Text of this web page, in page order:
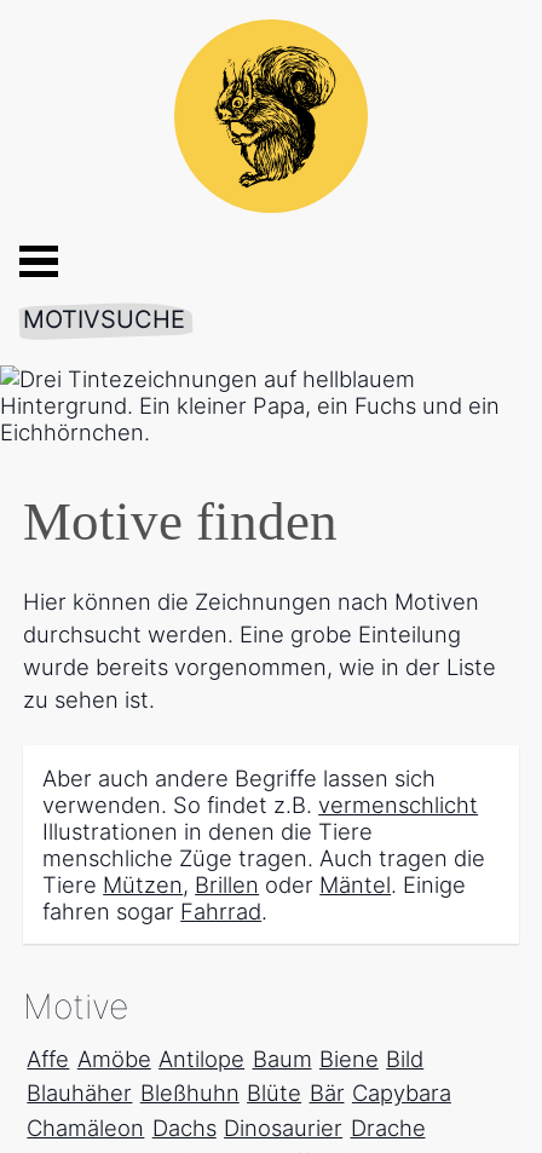
MOTIVSUCHE
Motive finden
Hier können die Zeichnungen nach Motiven
durchsucht werden. Eine grobe Einteilung
wurde bereits vorgenommen, wie in der Liste
zu sehen ist.
Aber auch andere Begriffe lassen sich
verwenden. So findet z.B.vermenschlicht
Illustrationen in denen die Tiere
menschliche Züge tragen. Auch tragen die
Tiere Mützen, Brillen oder Mäntel. Einige
fahren sogar Fahrrad.
Motive
Affe Amöbe Antilope Baum Biene Bild
Blauhäher Bleßhuhn Blüte Bär Capybara
Chamäleon Dachs Dinosaurier Drache